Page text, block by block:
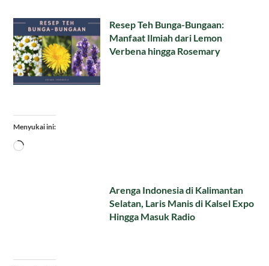
Resep Teh Bunga-Bungaan:
Manfaat Ilmiah dari Lemon
Verbena hingga Rosemary
Menyukai ini:
Memuat...
Arenga Indonesia di Kalimantan
Selatan, Laris Manis di Kalsel Expo
Hingga Masuk Radio